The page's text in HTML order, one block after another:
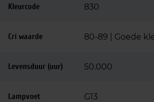
Kleurcode 830
Cri waarde 80-89 | Goede
Levensduur (uur) 50.000
Lampvoet G13